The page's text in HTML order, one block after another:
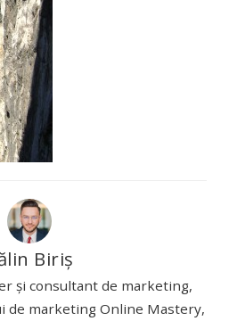
Biriș
și consultant de marketing,
de marketing Online Mastery,